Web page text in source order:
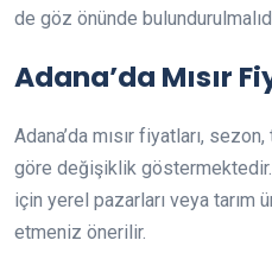
de göz önünde
Adana’da Mısır
Adana’da mısır fiyatları,
göre değişiklik
için yerel pazarları veya tarım
etmeniz önerilir.